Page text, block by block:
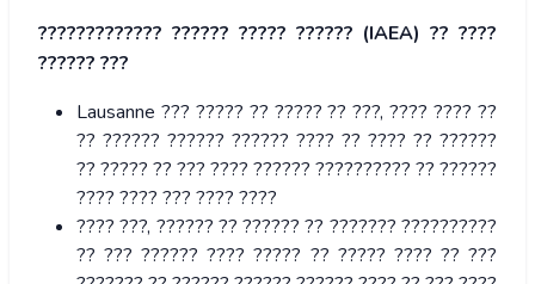
????????????? ?????? ????? ?????? (IAEA) ?? ????
?????? ???
Lausanne ??? ????? ?? ????? ?? ???, ???? ???? ??
?? ?????? ?????? ?????? ???? ?? ???? ?? ??????
?? ????? ?? ??? ???? ?????? ?????????? ?? ??????
???? ???? ??? ???? ????
???? ???, ?????? ?? ?????? ?? ??????? ??????????
?? ??? ?????? ???? ????? ?? ????? ???? ?? ???